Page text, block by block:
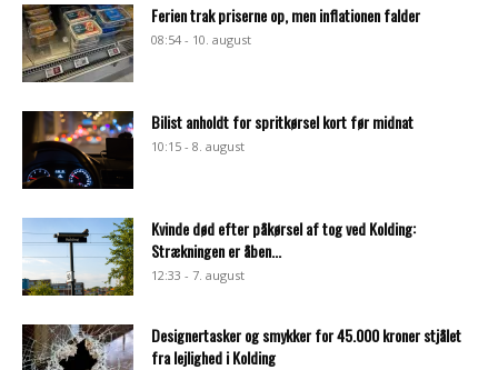
Ferien trak priserne op, men inflationen falder
08:54 - 10. august
Bilist anholdt for spritkørsel kort før midnat
10:15 - 8. august
Kvinde død efter påkørsel af tog ved Kolding:
Strækningen er åben...
12:33 - 7. august
Designertasker og smykker for 45.000 kroner stjålet
fra lejlighed i Kolding